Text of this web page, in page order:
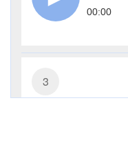
00:00
3